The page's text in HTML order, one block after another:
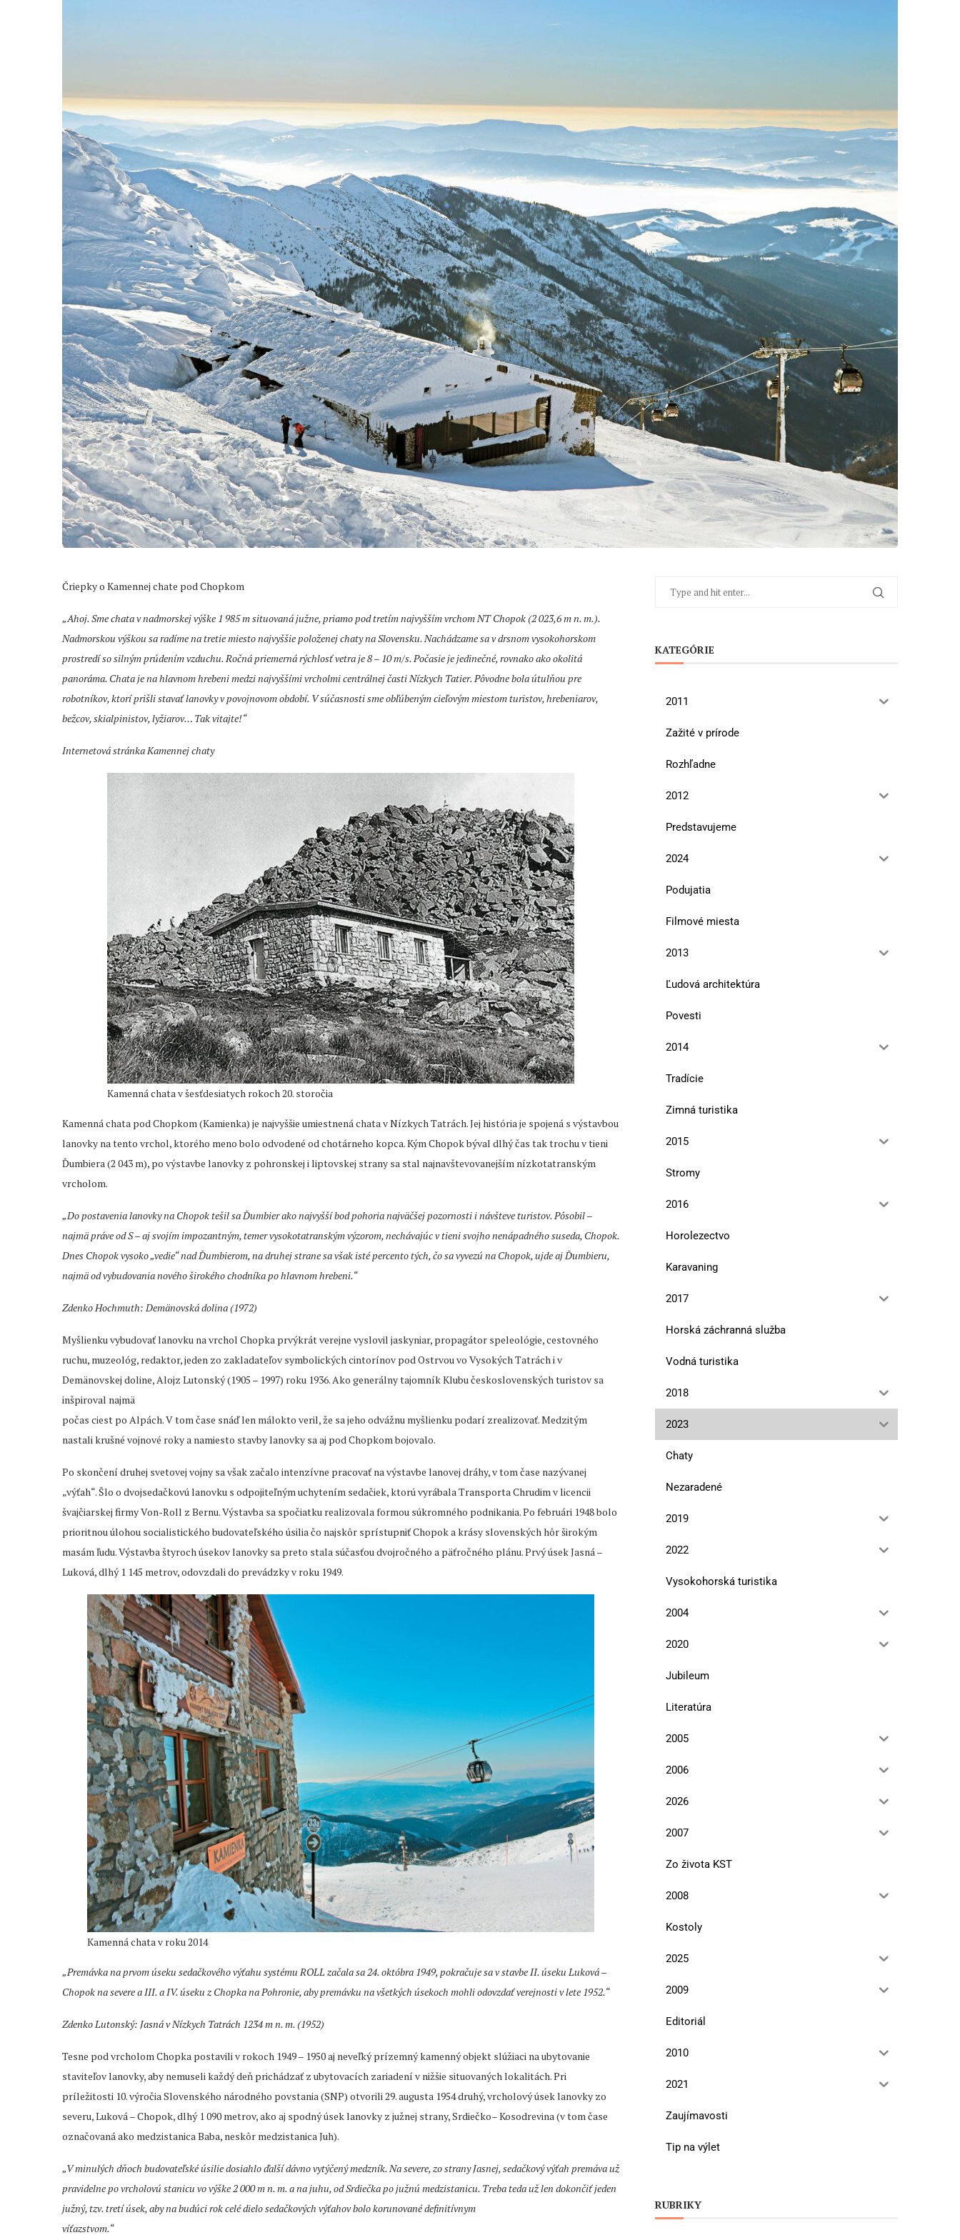
Čriepky o Kamennej chate pod Chopkom
„Ahoj. Sme chata v nadmorskej výške 1 985 m situovaná južne, priamo pod tretím najvyšším vrchom NT Chopok (2 023,6 m n. m.).
Nadmorskou výškou sa radíme na tretie miesto najvyššie položenej chaty na Slovensku. Nachádzame sa v drsnom vysokohorskom
prostredí so silným prúdením vzduchu. Ročná priemerná rýchlosť vetra je 8 – 10 m/s. Počasie je jedinečné, rovnako ako okolitá
panoráma. Chata je na hlavnom hrebeni medzi najvyššími vrcholmi centrálnej časti Nízkych Tatier. Pôvodne bola útulňou pre
robotníkov, ktorí prišli stavať lanovky v povojnovom období. V súčasnosti sme obľúbeným cieľovým miestom turistov, hrebeniarov,
bežcov, skialpinistov, lyžiarov… Tak vitajte!“
Internetová stránka Kamennej chaty
Kamenná chata v šesťdesiatych rokoch 20. storočia
Kamenná chata pod Chopkom (Kamienka) je najvyššie umiestnená chata v Nízkych Tatrách. Jej história je spojená s výstavbou
lanovky na tento vrchol, ktorého meno bolo odvodené od chotárneho kopca. Kým Chopok býval dlhý čas tak trochu v tieni
Ďumbiera (2 043 m), po výstavbe lanovky z pohronskej i liptovskej strany sa stal najnavštevovanejším nízkotatranským
vrcholom.
„Do postavenia lanovky na Chopok tešil sa Ďumbier ako najvyšší bod pohoria najväčšej pozornosti i návšteve turistov. Pôsobil –
najmä práve od S – aj svojím impozantným, temer vysokotatranským výzorom, nechávajúc v tieni svojho nenápadného suseda, Chopok.
Dnes Chopok vysoko „vedie“ nad Ďumbierom, na druhej strane sa však isté percento tých, čo sa vyvezú na Chopok, ujde aj Ďumbieru,
najmä od vybudovania nového širokého chodníka po hlavnom hrebeni.“
Zdenko Hochmuth: Demänovská dolina (1972)
Myšlienku vybudovať lanovku na vrchol Chopka prvýkrát verejne vyslovil jaskyniar, propagátor speleológie, cestovného
ruchu, muzeológ, redaktor, jeden zo zakladateľov symbolických cintorínov pod Ostrvou vo Vysokých Tatrách i v
Demänovskej doline, Alojz Lutonský (1905 – 1997) roku 1936. Ako generálny tajomník Klubu československých turistov sa
inšpiroval najmä
počas ciest po Alpách. V tom čase snáď len málokto veril, že sa jeho odvážnu myšlienku podarí zrealizovať. Medzitým
nastali krušné vojnové roky a namiesto stavby lanovky sa aj pod Chopkom bojovalo.
Po skončení druhej svetovej vojny sa však začalo intenzívne pracovať na výstavbe lanovej dráhy, v tom čase nazývanej
„výťah“. Šlo o dvojsedačkovú lanovku s odpojiteľným uchytením sedačiek, ktorú vyrábala Transporta Chrudim v licencii
švajčiarskej firmy Von-Roll z Bernu. Výstavba sa spočiatku realizovala formou súkromného podnikania. Po februári 1948 bolo
prioritnou úlohou socialistického budovateľského úsilia čo najskôr sprístupniť Chopok a krásy slovenských hôr širokým
masám ľudu. Výstavba štyroch úsekov lanovky sa preto stala súčasťou dvojročného a päťročného plánu. Prvý úsek Jasná –
Luková, dlhý 1 145 metrov, odovzdali do prevádzky v roku 1949.
Kamenná chata v roku 2014
„Premávka na prvom úseku sedačkového výťahu systému ROLL začala sa 24. októbra 1949, pokračuje sa v stavbe II. úseku Luková –
Chopok na severe a III. a IV. úseku z Chopka na Pohronie, aby premávku na všetkých úsekoch mohli odovzdať verejnosti v lete 1952.“
Zdenko Lutonský: Jasná v Nízkych Tatrách 1234 m n. m. (1952)
Tesne pod vrcholom Chopka postavili v rokoch 1949 – 1950 aj neveľký prízemný kamenný objekt slúžiaci na ubytovanie
staviteľov lanovky, aby nemuseli každý deň prichádzať z ubytovacích zariadení v nižšie situovaných lokalitách. Pri
príležitosti 10. výročia Slovenského národného povstania (SNP) otvorili 29. augusta 1954 druhý, vrcholový úsek lanovky zo
severu, Luková – Chopok, dlhý 1 090 metrov, ako aj spodný úsek lanovky z južnej strany, Srdiečko– Kosodrevina (v tom čase
označovaná ako medzistanica Baba, neskôr medzistanica Juh).
„V minulých dňoch budovateľské úsilie dosiahlo ďalší dávno vytýčený medzník. Na severe, zo strany Jasnej, sedačkový výťah premáva už
pravidelne po vrcholovú stanicu vo výške 2 000 m n. m. a na juhu, od Srdiečka po južnú medzistanicu. Treba teda už len dokončiť jeden
južný, tzv. tretí úsek, aby na budúci rok celé dielo sedačkových výťahov bolo korunované definitívnym
víťazstvom.“
KATEGÓRIE
2011
Zažité v prírode
Rozhľadne
2012
Predstavujeme
2024
Podujatia
Filmové miesta
2013
Ľudová architektúra
Povesti
2014
Tradície
Zimná turistika
2015
Stromy
2016
Horolezectvo
Karavaning
2017
Horská záchranná služba
Vodná turistika
2018
2023
Chaty
Nezaradené
2019
2022
Vysokohorská turistika
2004
2020
Jubileum
Literatúra
2005
2006
2026
2007
Zo života KST
2008
Kostoly
2025
2009
Editoriál
2010
2021
Zaujímavosti
Tip na výlet
RUBRIKY